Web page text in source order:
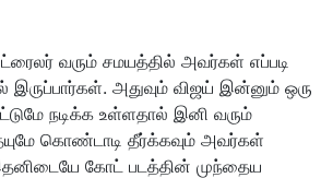
வரும் சமயத்தில் அவர்கள் எப்படி
அதுவும் விஜய் இன்னும் ஒரு
நடிக்க உள்ளதால் இனி வரும்
கொண்டாடி தீர்க்கவும் அவர்கள்
கோட் படத்தின் முந்தைய